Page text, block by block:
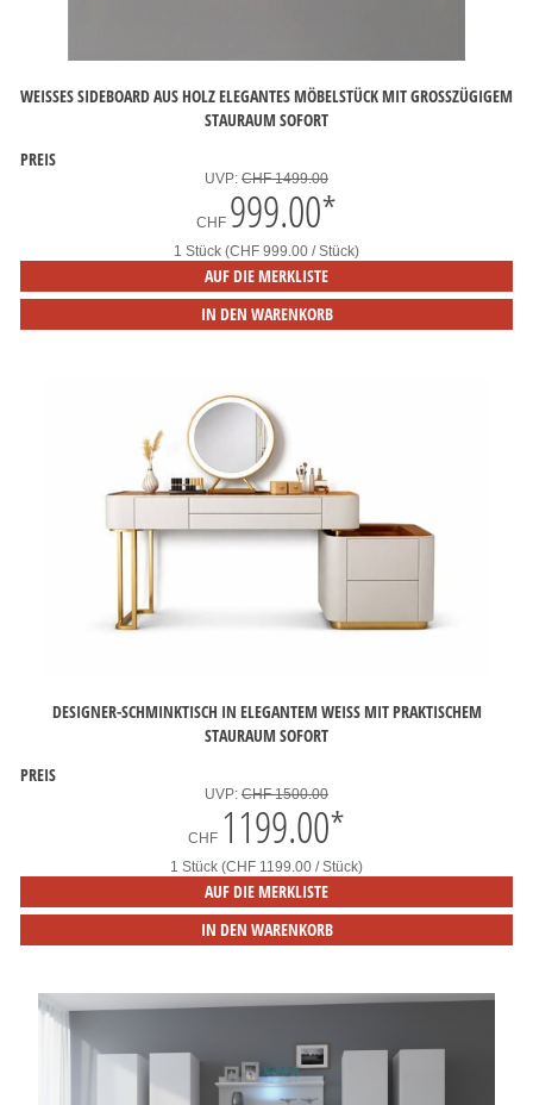
WEISSES SIDEBOARD AUS HOLZ ELEGANTES MÖBELSTÜCK MIT GROSSZÜGIGEM ST
AURAUM SOFORT
PREIS
UVP: CHF 1499.00
CHF 999.00*
1 Stück (CHF 999.00 / Stück)
AUF DIE MERKLISTE
IN DEN WARENKORB
DESIGNER-SCHMINKTISCH IN ELEGANTEM WEISS MIT PRAKTISCHEM S
TAURAUM SOFORT
PREIS
UVP: CHF 1500.00
CHF 1199.00*
1 Stück (CHF 1199.00 / Stück)
AUF DIE MERKLISTE
IN DEN WARENKORB